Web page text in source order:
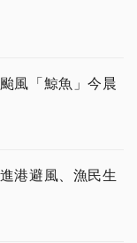
風「鯨魚」今晨
港避風、漁民生